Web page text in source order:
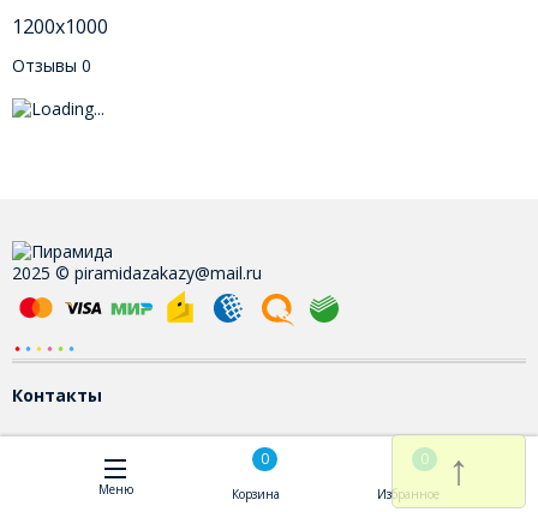
1200х1000
Отзывы 0
2025 © piramidazakazy@mail.ru
↑
Контакты
Меню
0
Корзина
0
Избранное